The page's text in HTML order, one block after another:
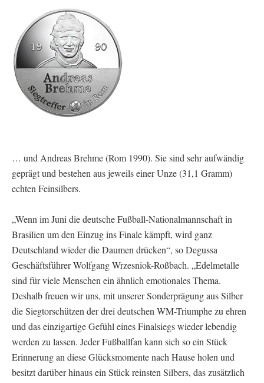
… und Andreas Brehme (Rom 1990). Sie sind sehr aufwändig
geprägt und bestehen aus jeweils einer Unze (31,1 Gramm)
echten Feinsilbers.
„Wenn im Juni die deutsche Fußball-Nationalmannschaft in
Brasilien um den Einzug ins Finale kämpft, wird ganz
Deutschland wieder die Daumen drücken“, so Degussa
Geschäftsführer Wolfgang Wrzesniok-Roßbach. „Edelmetalle
sind für viele Menschen ein ähnlich emotionales Thema.
Deshalb freuen wir uns, mit unserer Sonderprägung aus Silber
die Siegtorschützen der drei deutschen WM-Triumphe zu ehren
und das einzigartige Gefühl eines Finalsiegs wieder lebendig
werden zu lassen. Jeder Fußballfan kann sich so ein Stück
Erinnerung an diese Glücksmomente nach Hause holen und
besitzt darüber hinaus ein Stück reinsten Silbers, das zusätzlich